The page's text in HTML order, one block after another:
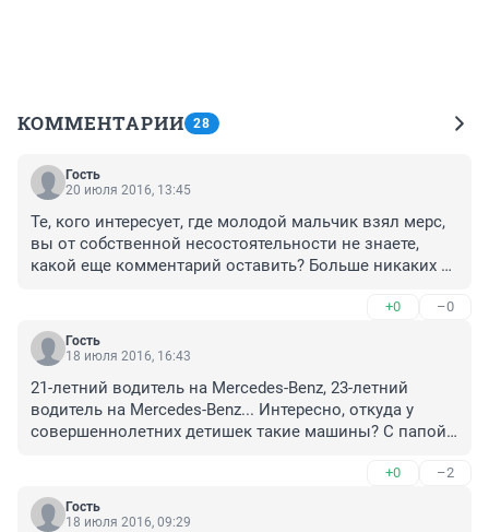
КОММЕНТАРИИ 28
Гость
20 июля 2016, 13:45
Те, кого интересует, где молодой мальчик взял мерс,
вы от собственной несостоятельности не знаете,
какой еще комментарий оставить? Больше никаких
мальчишки судимость будет.
+0 –0
Гость
18 июля 2016, 16:43
21-летний водитель на Mercedes-Benz, 23-летний
водитель на Mercedes-Benz... Интересно, откуда у
совершеннолетних детишек такие машины? С папой
+0 –2
Гость
18 июля 2016, 09:29